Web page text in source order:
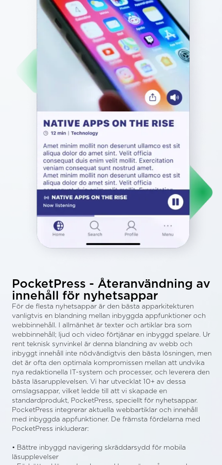
PocketPress - Återanvändning av
innehåll för nyhetsappar
För de flesta nyhetsappar är den bästa apparkitekturen
vanligtvis en blandning mellan inbyggda appfunktioner och
webbinnehåll. I allmänhet är texter och artiklar bra som
webbinnehåll; ljud och video förtjänar en inbyggd spelare. Ur
rent teknisk synvinkel är denna blandning av webb och
inbyggt innehåll inte nödvändigtvis den bästa lösningen, men
det är ofta den optimala kompromissen mellan att undvika
nya redaktionella IT-system och processer, och leverera den
bästa läsarupplevelsen. Vi har utvecklat 10+ av dessa
omslagsappar, vilket ledde till att vi skapade en
standardprodukt, PocketPress, speciellt för nyhetsappar.
PocketPress integrerar aktuella webbartiklar och innehåll
med inbyggda appfunktioner. De främsta fördelarna med
PocketPress inkluderar:
• Bättre inbyggd navigering skräddarsydd för mobila
läsupplevelser